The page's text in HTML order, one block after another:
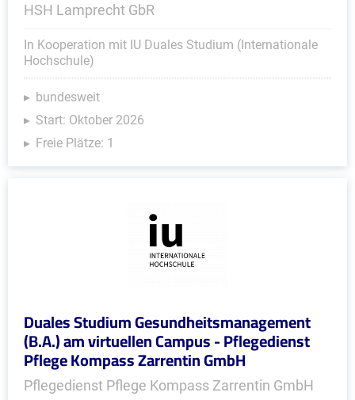
HSH Lamprecht GbR
In Kooperation mit IU Duales Studium (Internationale
Hochschule)
bundesweit
Start: Oktober 2026
Freie Plätze: 1
Duales Studium Gesundheitsmanagement
(B.A.) am virtuellen Campus - Pflegedienst
Pflege Kompass Zarrentin GmbH
Pflegedienst Pflege Kompass Zarrentin GmbH